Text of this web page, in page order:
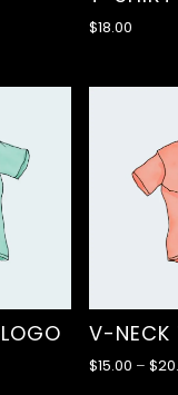
$18.00
V-NECK
$15.00 – $